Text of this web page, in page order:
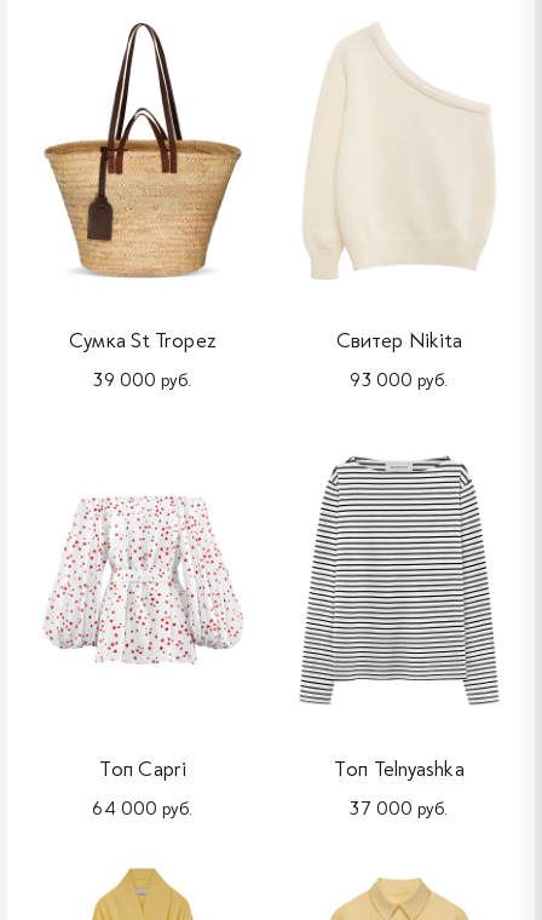
Сумка St Tropez
39 000 руб.
Свитер Nikita
93 000 руб.
Топ Capri
64 000 руб.
Топ Telnyashka
37 000 руб.